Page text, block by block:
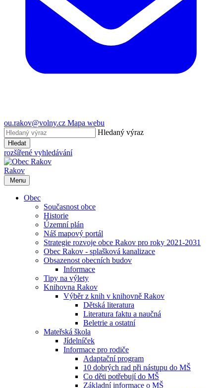
ou.rakov@volny.cz Mapa webu
Hledaný výraz
Hledat
rozšířené vyhledávání
Rakov
Menu
Obec
Současnost obce
Historie
Územní plán
Náš mapový portál
Strategie rozvoje obce Rakov pro roky 2021-2031
Obec Rakov - splašková kanalizace
Obsazenost obecních budov
Informace
Tipy na výlety
Knihovna Rakov
Výběr z knih v knihovně Rakov
Dětská literatura
Literatura faktu a naučná
Beletrie a ostatní
Mateřská škola
Jídelníček
Informace pro rodiče
Adaptační program
10 dobrých rad při nástupu do MŠ
Co děti potřebují do MŠ
Základní informace o MŠ